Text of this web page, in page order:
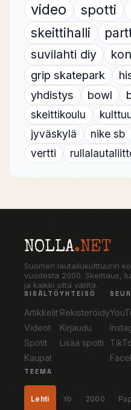
video
spotti
skeittihalli
suvilahti diy
grip skatepark
yhdistys
bowl
skeittikoulu
jyväskylä
nike sb
vertti
NOLLA.NET
Suomen lautailukulttuurin
vuodesta 2000. Skeittaus,
ja kaikki siltä väliltä.
SISÄLTÖ
Artikkelit
Videot
Spotit
Kaupat
YHTEISÖ
Rekisteröidy
Kirjaudu
Lisää spotti
TEEMA
Lehti Yö 2000